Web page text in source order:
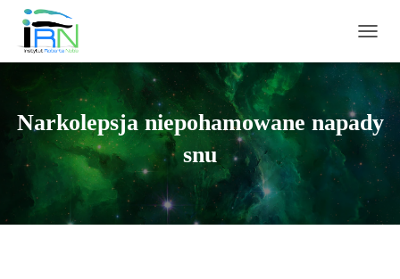
Narkolepsja niepohamowane napady
snu